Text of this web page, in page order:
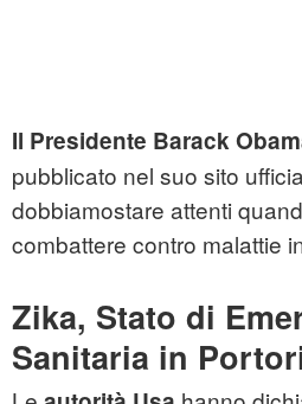
Il Presidente Barack
pubblicato nel suo sito
dobbiamostare attenti
combattere contro malattie
Zika, Stato di
Sanitaria in